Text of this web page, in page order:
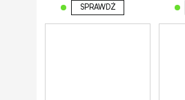
SPRAWDŹ